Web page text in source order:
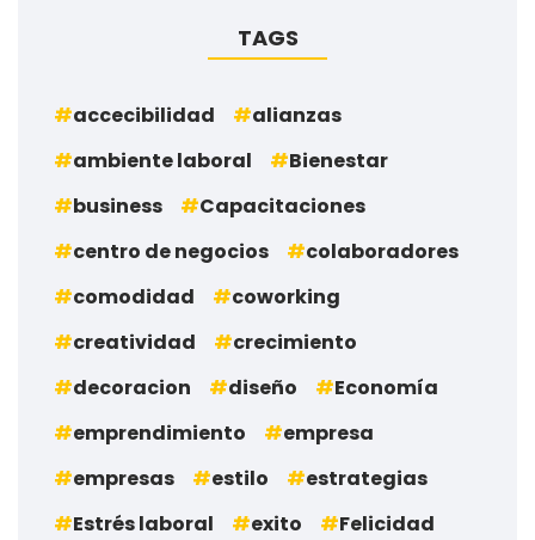
TAGS
accecibilidad
alianzas
ambiente laboral
Bienestar
business
Capacitaciones
centro de negocios
colaboradores
comodidad
coworking
creatividad
crecimiento
decoracion
diseño
Economía
emprendimiento
empresa
empresas
estilo
estrategias
Estrés laboral
exito
Felicidad